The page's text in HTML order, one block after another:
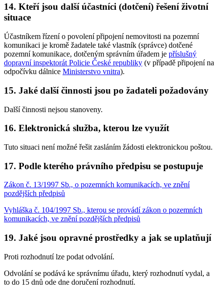
14. Kteří jsou další účastníci (dotčení) řešení životní
situace
Účastníkem řízení o povolení připojení nemovitosti na pozemní
komunikaci je kromě žadatele také vlastník (správce) dotčené
pozemní komunikace, dotčeným správním úřadem je příslušný
dopravní inspektorát Policie České republiky (v případě připojení na
odpočívku dálnice Ministerstvo vnitra).
15. Jaké další činnosti jsou po žadateli požadovány
Další činnosti nejsou stanoveny.
16. Elektronická služba, kterou lze využít
Tuto situaci není možné řešit zasláním žádosti elektronickou poštou.
17. Podle kterého právního předpisu se postupuje
Zákon č. 13/1997 Sb., o pozemních komunikacích, ve znění
pozdějších předpisů
Vyhláška č. 104/1997 Sb., kterou se provádí zákon o pozemních
komunikacích, ve znění pozdějších předpisů
19. Jaké jsou opravné prostředky a jak se uplatňují
Proti rozhodnutí lze podat odvolání.
Odvolání se podává ke správnímu úřadu, který rozhodnutí vydal, a
to do 15 dnů ode dne doručení rozhodnutí.